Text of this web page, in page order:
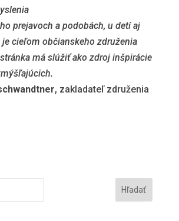
prejavoch a podobách, u detí aj
cieľom občianskeho združenia
má slúžiť ako zdroj inšpirácie
, zakladateľ združenia
Hľadať